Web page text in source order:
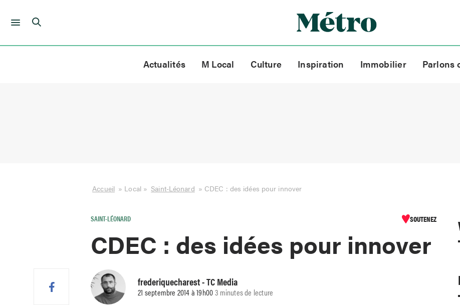
Skip
Actualités M Local Culture Inspiration Immobilier Parlons
Accueil » Local » Saint-Léonard » CDEC : des idées pour innover
SAINT-LÉONARD SOUTENEZ
CDEC : des idées pour innover
frederiquecharest- TC Media
21 septembre 2014 à 19h003 minutes de lecture